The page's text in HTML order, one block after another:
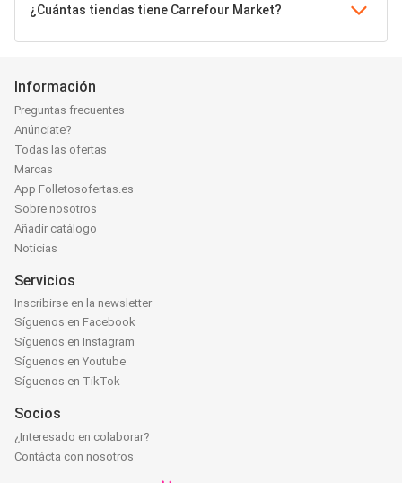
¿Cuántas tiendas tiene Carrefour Market?
Información
Preguntas frecuentes
Anúnciate?
Todas las ofertas
Marcas
App Folletosofertas.es
Sobre nosotros
Añadir catálogo
Noticias
Servicios
Inscribirse en la newsletter
Síguenos en Facebook
Síguenos en Instagram
Síguenos en Youtube
Síguenos en TikTok
Socios
¿Interesado en colaborar?
Contácta con nosotros